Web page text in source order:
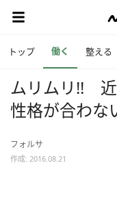
トップ 働く 整える
ムリムリ!!
性格が合わな
フォルサ
作成: 2016.08.21